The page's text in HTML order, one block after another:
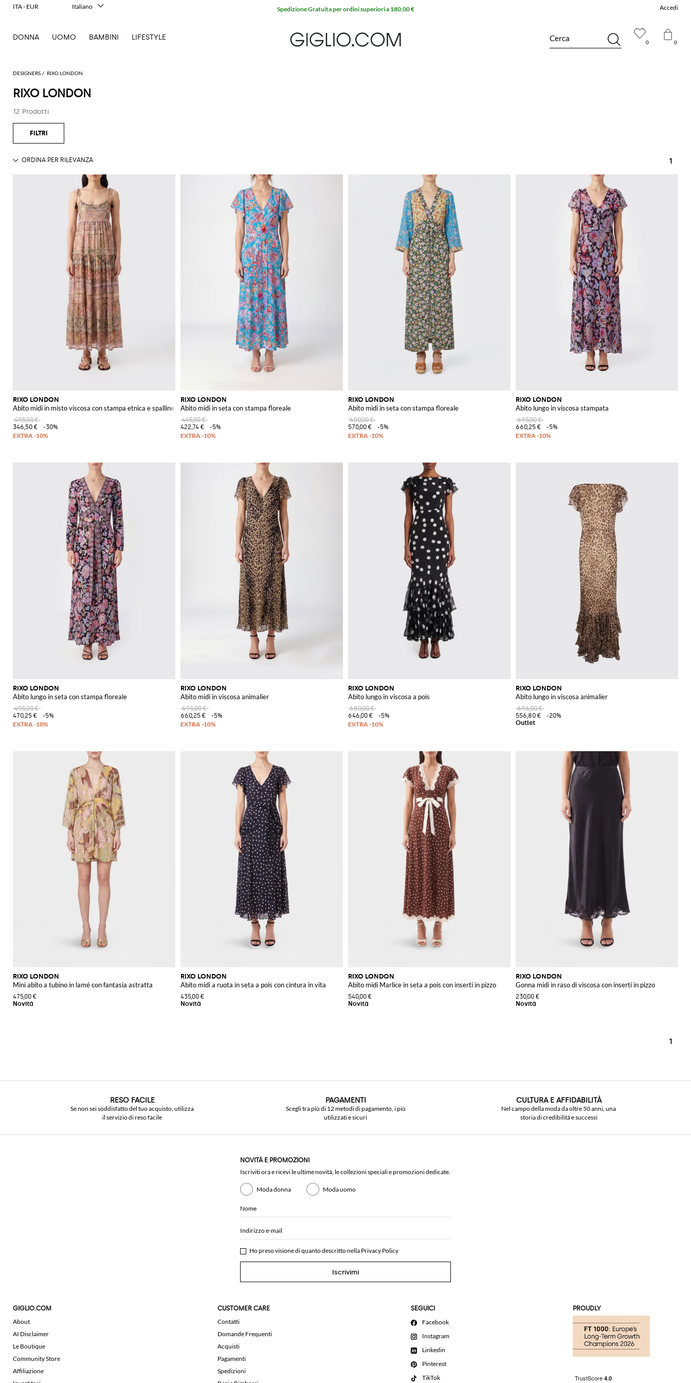
DESIGNERS RIXO LONDON
RIXO LONDON
12 Prodotti
1
RIXO LONDON
Abito midi in misto viscosa con stampa etnica e spalline sottili
495,00 €
346,50 €
-30%
RIXO LONDON
Abito midi in seta con stampa floreale
445,00 €
422,74 €
-5%
RIXO LONDON
Abito midi in seta con stampa floreale
600,00 €
570,00 €
-5%
RIXO LONDON
Abito lungo in viscosa stampata
695,00 €
660,25 €
-5%
RIXO LONDON
Abito lungo in seta con stampa floreale
495,00 €
470,25 €
-5%
RIXO LONDON
Abito midi in viscosa animalier
695,00 €
660,25 €
-5%
RIXO LONDON
Abito lungo in viscosa a pois
680,00 €
646,00 €
-5%
RIXO LONDON
Abito lungo in viscosa animalier
696,00 €
556,80 €
-20%
RIXO LONDON
Mini abito a tubino in lamé con fantasia astratta
475,00 €
RIXO LONDON
Abito midi a ruota in seta a pois con cintura in vita
435,00 €
RIXO LONDON
Abito midi Marlice in seta a pois con inserti in pizzo
540,00 €
RIXO LONDON
Gonna midi in raso di viscosa con inserti in pizzo
230,00 €
1
0 0
Cerca
Accedi
DONNA UOMO BAMBINI LIFESTYLE
Spedizione Gratuita per ordini superiori a 180,00 €
ITA - EUR
Italiano
Deutsch
日本語
Русский
RESO FACILE
Se non sei soddisfatto del tuo acquisto, utilizza
il servizio di reso facile
PAGAMENTI
Scegli tra più di 12 metodi di pagamento, i più
utilizzati e sicuri
CULTURA E AFFIDABILITÀ
Nel campo della moda da oltre 50 anni, una
storia di credibilità e successi
NOVITÀ E PROMOZIONI
Iscriviti ora e ricevi le ultime novità, le collezioni speciali e promozioni dedicate.
Moda donna Moda uomo
Nome
Indirizzo e-mail
Ho preso visione di quanto descritto nella Privacy Policy
Iscrivimi
GIGLIO.COM
About
AI Disclaimer
Le Boutique
Community Store
Affiliazione
CUSTOMER CARE
Contatti
Domande Frequenti
Acquisti
Pagamenti
Spedizioni
SEGUICI
Facebook
Instagram
Linkedin
Pinterest
TikTok
PROUDLY